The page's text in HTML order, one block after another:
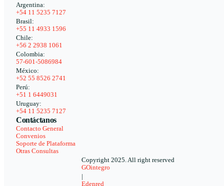
Argentina:
+54 11 5235 7127
Brasil:
+55 11 4933 1596
Chile:
+56 2 2938 1061
Colombia:
57-601-5086984
México:
+52 55 8526 2741
Perú:
+51 1 6449031
Uruguay:
+54 11 5235 7127
Contáctanos
Contacto General
Convenios
Soporte de Plataforma
Otras Consultas
Copyright 2025. All right reserved
GOintegro
Edenred